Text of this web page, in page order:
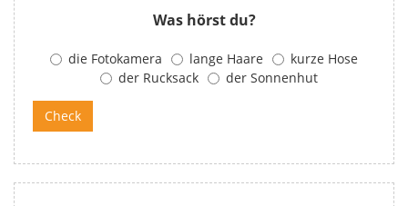
Was hörst du?
die Fotokamera lange Haare
kurze Hose
der Rucksack
der Sonnenhut